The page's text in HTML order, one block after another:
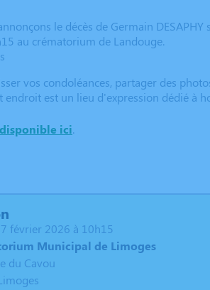
le décès de Germain
au crématorium de Landouge.
vos condoléances, partager des
endroit est un lieu d'expression dédié à
disponible ici.
février 2026 à 10h15
Municipal de Limoges
du Cavou